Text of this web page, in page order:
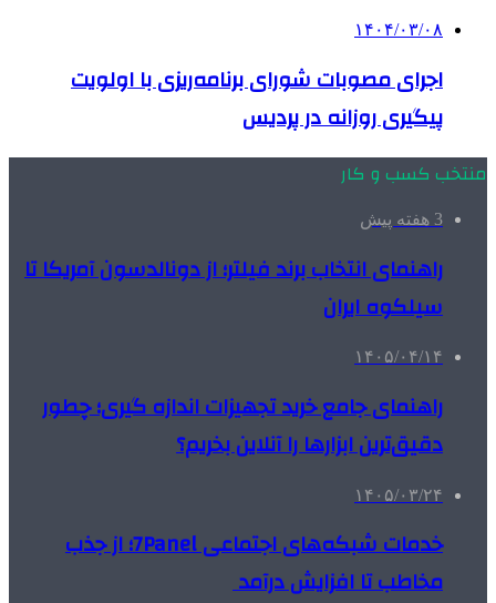
۱۴۰۴/۰۳/۰۸
اجرای مصوبات شورای برنامه‌ریزی با اولویت
پیگیری روزانه در پردیس
منتخب کسب و کار
3 هفته پیش
راهنمای انتخاب برند فیلتر؛ از دونالدسون آمریکا تا
سیلکوه ایران
۱۴۰۵/۰۴/۱۴
راهنمای جامع خرید تجهیزات اندازه گیری؛ چطور
دقیق‌ترین ابزارها را آنلاین بخریم؟
۱۴۰۵/۰۳/۲۴
خدمات شبکه‌های اجتماعی 7Panel؛ از جذب
مخاطب تا افزایش درآمد